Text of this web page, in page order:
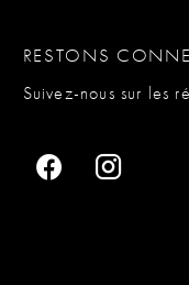
RESTONS
Suivez-nous sur les